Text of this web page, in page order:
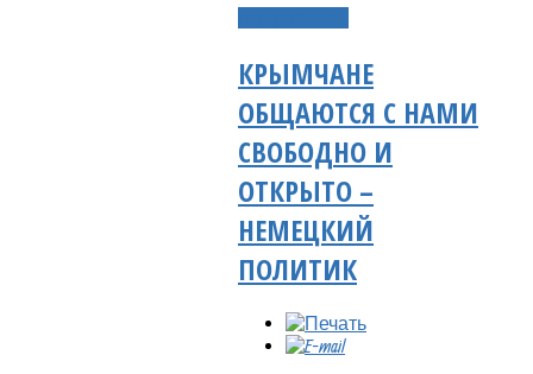
КРЫМЧАНЕ
ОБЩАЮТСЯ С НАМИ
СВОБОДНО И
ОТКРЫТО –
НЕМЕЦКИЙ
ПОЛИТИК